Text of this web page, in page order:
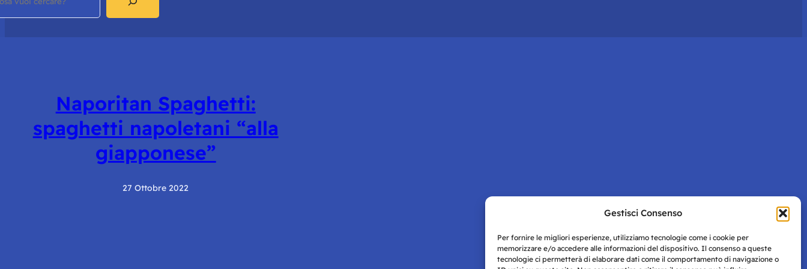
Gestisci Consenso
Per fornire le migliori esperienze, utilizziamo tecnologie come i cookie per
memorizzare e/o accedere alle informazioni del dispositivo. Il consenso a queste
tecnologie ci permetterà di elaborare dati come il comportamento di navigazione o
Naporitan Spaghetti:
spaghetti napoletani “alla
giapponese”
27 Ottobre 2022